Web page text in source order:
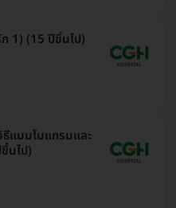
1) (15 ปีขึ้นไป)
ธีแมมโมแกรมและ
นไป)